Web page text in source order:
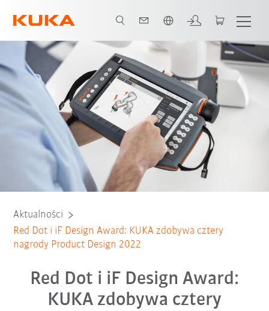
Aktualności
Red Dot i iF Design Award: KUKA zdobywa cztery
nagrody Product Design 2022
Red Dot i iF Design Award:
KUKA zdobywa cztery